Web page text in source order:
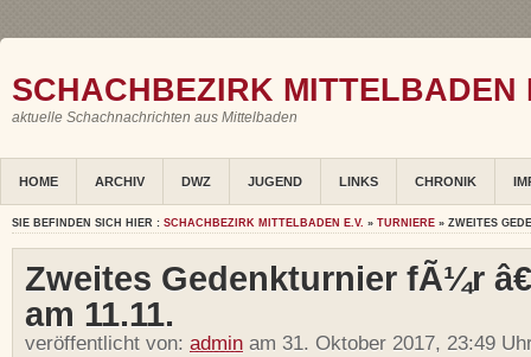
SCHACHBEZIRK MITTELBADEN
aktuelle Schachnachrichten aus Mittelbaden
HOME ARCHIV DWZ JUGEND LINKS CHRONIK
SIE BEFINDEN SICH HIER : SCHACHBEZIRK MITTELBADEN E.V. » TURNIERE » ZWEITES
Zweites Gedenkturnier fÃ¼r
am 11.11.
veröffentlicht von: admin am 31. Oktober 2017, 23:49